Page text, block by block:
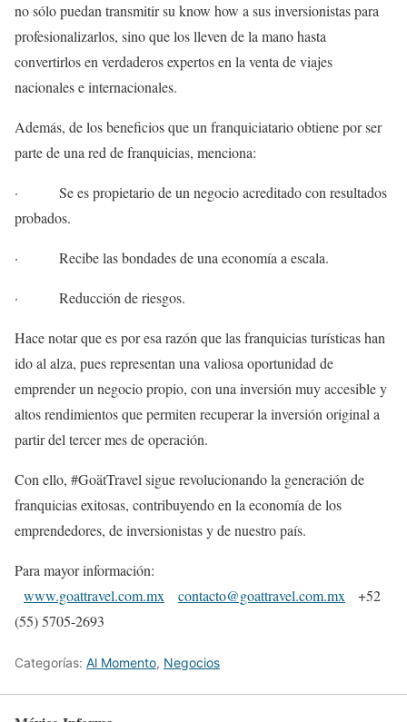
no sólo puedan transmitir su know how a sus inversionistas para
profesionalizarlos, sino que los lleven de la mano hasta
convertirlos en verdaderos expertos en la venta de viajes
nacionales e internacionales.
Además, de los beneficios que un franquiciatario obtiene por ser
parte de una red de franquicias, menciona:
· Se es propietario de un negocio acreditado con resultados
probados.
· Recibe las bondades de una economía a escala.
· Reducción de riesgos.
Hace notar que es por esa razón que las franquicias turísticas han
ido al alza, pues representan una valiosa oportunidad de
emprender un negocio propio, con una inversión muy accesible y
altos rendimientos que permiten recuperar la inversión original a
partir del tercer mes de operación.
Con ello, #GoätTravel sigue revolucionando la generación de
franquicias exitosas, contribuyendo en la economía de los
emprendedores, de inversionistas y de nuestro país.
Para mayor información:
www.goattravel.com.mx
contacto@goattravel.com.mx +52
(55) 5705-2693
Categorías: Al Momento, Negocios